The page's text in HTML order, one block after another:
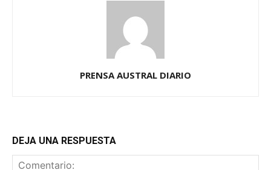
PRENSA AUSTRAL DIARIO
DEJA UNA RESPUESTA